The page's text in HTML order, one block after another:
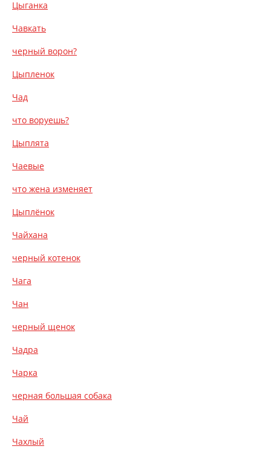
Цыганка
Чавкать
черный ворон?
Цыпленок
Чад
что воруешь?
Цыплята
Чаевые
что жена изменяет
Цыплёнок
Чайхана
черный котенок
Чага
Чан
черный щенок
Чадра
Чарка
черная большая собака
Чай
Чахлый